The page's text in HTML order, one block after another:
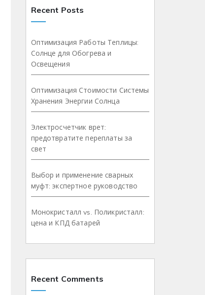
Recent Posts
Оптимизация Работы Теплицы:
Солнце для Обогрева и
Освещения
Оптимизация Стоимости Системы
Хранения Энергии Солнца
Электросчетчик врет:
предотвратите переплаты за
свет
Выбор и применение сварных
муфт: экспертное руководство
Монокристалл vs. Поликристалл:
цена и КПД батарей
Recent Comments